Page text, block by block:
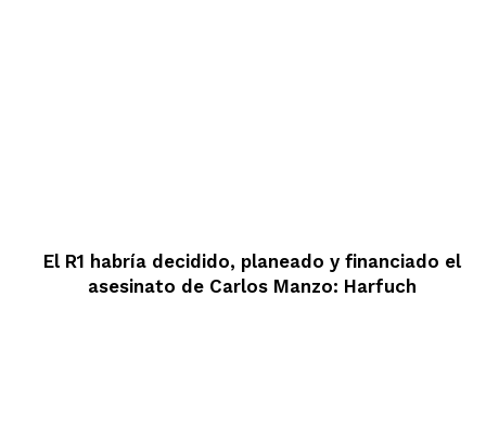
El R1 habría decidido, planeado y financiado el
asesinato de Carlos Manzo: Harfuch